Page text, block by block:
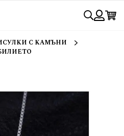
Търси
С КАМЪНИ